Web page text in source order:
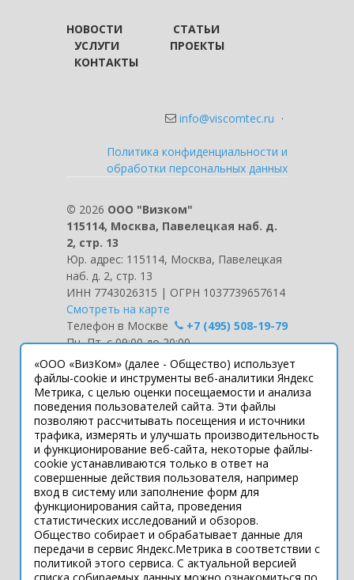
НОВОСТИ
СТАТЬИ
УСЛУГИ
ПРОЕКТЫ
КОНТАКТЫ
info@viscomtec.ru ·
Политика конфиденциальности и
обработки персональных данных
© 2026 ООО "Визком"
115114, Москва, Павелецкая наб. д.
2, стр. 13
Юр. адрес: 115114, Москва, Павелецкая
наб. д. 2, стр. 13
ИНН 7743026315 | ОГРН 1037739657614
Смотреть на карте
Телефон в Москве
+7 (495) 508-19-79
Пн.-Пт. с 09:00 до 20:00
Интернет-сайт носит информационный
характер и ни при каких условиях не
является публичной офертой, которая
определяется положениями статьи 437
Гражданского кодекса РФ.
Технические параметры (спецификация)
и комплект поставки товара могут быть
изменены производителем без
предварительного уведомления.
Уточняйте информацию у наших
менеджеров.
«ООО «ВизКом» (далее - Общество) использует
файлы-cookie и инструменты веб-аналитики Яндекс
Метрика, с целью оценки посещаемости и анализа
поведения пользователей сайта. Эти файлы
позволяют рассчитывать посещения и источники
трафика, измерять и улучшать производительность
и функционирование веб-сайта, некоторые файлы-
cookie устанавливаются только в ответ на
совершенные действия пользователя, например
вход в систему или заполнение форм для
функционирования сайта, проведения
статистических исследований и обзоров.
Общество собирает и обрабатывает данные для
передачи в сервис Яндекс.Метрика в соответствии с
политикой этого сервиса. С актуальной версией